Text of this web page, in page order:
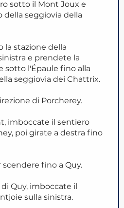
sotto il Mont Joux e
della seggiovia della
la stazione della
e prendete la
sotto l'Épaule fino alla
seggiovia dei Chattrix.
di Porcherey.
imboccate il sentiero
poi girate a destra fino
scendere fino a Quy.
Quy, imboccate il
sulla sinistra.